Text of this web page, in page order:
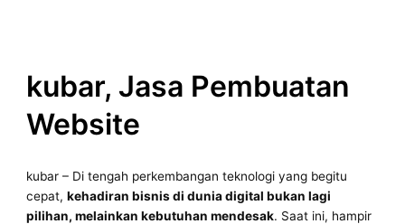
kubar, Jasa Pembuatan
Website
kubar – Di tengah perkembangan teknologi yang begitu
cepat,kehadiran bisnis di dunia digital bukan lagi
pilihan, melainkan kebutuhan mendesak. Saat ini, hampir